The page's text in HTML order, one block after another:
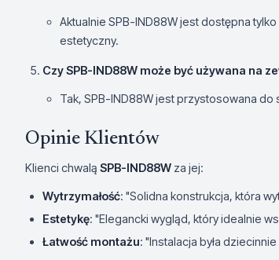
Aktualnie SPB-IND88W jest dostępna
estetyczny.
Czy SPB-IND88W może być używana na
Tak, SPB-IND88W jest przystosowana
Opinie Klientów
Klienci chwalą SPB-IND88W za jej:
Wytrzymałość: "Solidna konstrukcja, która
Estetykę: "Elegancki wygląd, który idealnie
Łatwość montażu: "Instalacja była